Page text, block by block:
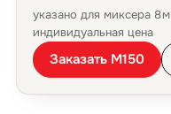
указано для миксера 8
индивидуальная цена
Заказать М150